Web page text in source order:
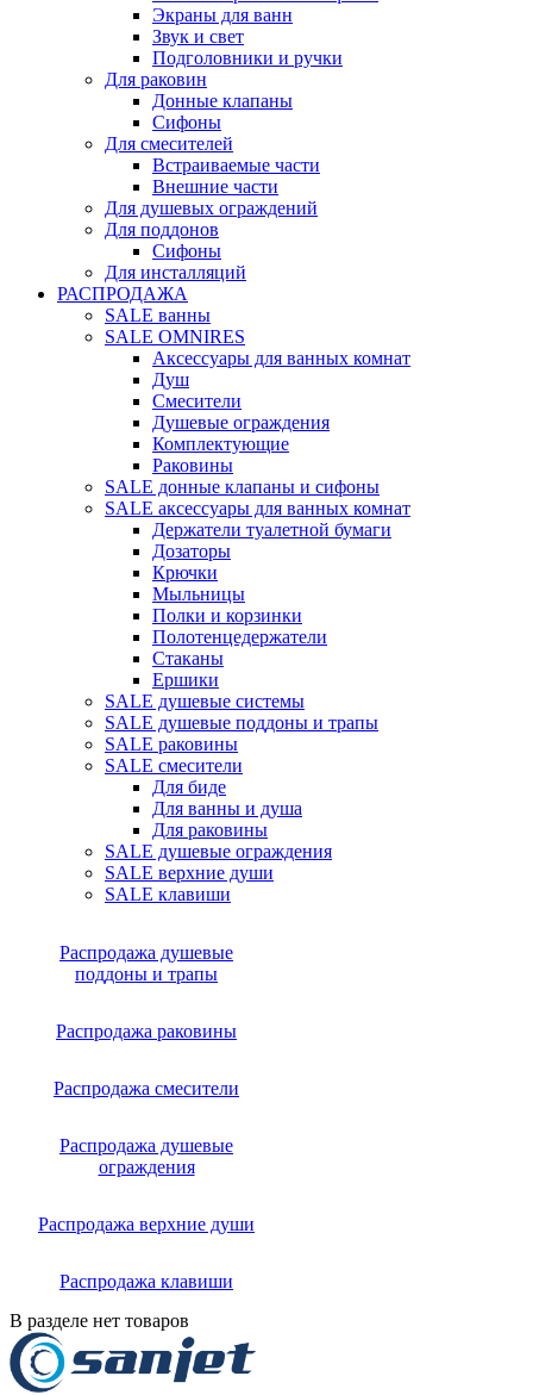
Экраны для ванн
Звук и свет
Подголовники и ручки
Для раковин
Донные клапаны
Сифоны
Для смесителей
Встраиваемые части
Внешние части
Для душевых ограждений
Для поддонов
Сифоны
Для инсталляций
РАСПРОДАЖА
SALE ванны
SALE OMNIRES
Аксессуары для ванных комнат
Душ
Смесители
Душевые ограждения
Комплектующие
Раковины
SALE донные клапаны и сифоны
SALE аксессуары для ванных комнат
Держатели туалетной бумаги
Дозаторы
Крючки
Мыльницы
Полки и корзинки
Полотенцедержатели
Стаканы
Ершики
SALE душевые системы
SALE душевые поддоны и трапы
SALE раковины
SALE смесители
Для биде
Для ванны и душа
Для раковины
SALE душевые ограждения
SALE верхние души
SALE клавиши
Распродажа душевые
поддоны и трапы
Распродажа раковины
Распродажа смесители
Распродажа душевые
ограждения
Распродажа верхние души
Распродажа клавиши
В разделе нет товаров